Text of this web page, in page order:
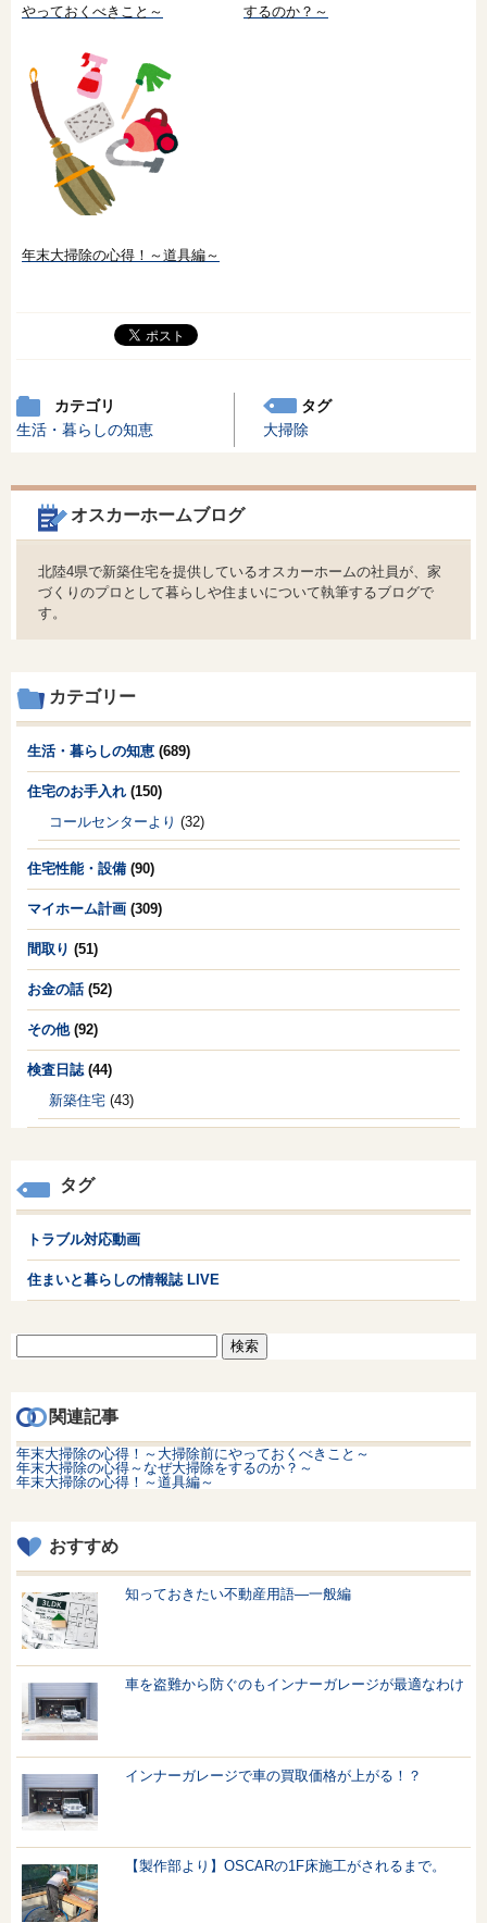
やっておくべきこと～ するのか？～
年末大掃除の心得！～道具編～
カテゴリ
生活・暮らしの知恵
タグ
大掃除
オスカーホームブログ
北陸4県で新築住宅を提供しているオスカーホームの社員が、家
づくりのプロとして暮らしや住まいについて執筆するブログで
す。
カテゴリー
生活・暮らしの知恵 (689)
住宅のお手入れ (150)
コールセンターより (32)
住宅性能・設備 (90)
マイホーム計画 (309)
間取り (51)
お金の話(52)
その他(92)
検査日誌 (44)
新築住宅 (43)
タグ
トラブル対応動画
住まいと暮らしの情報誌 LIVE
索:
関連記事
年末大掃除の心得！～大掃除前にやっておくべきこと～
年末大掃除の心得～なぜ大掃除をするのか？～
年末大掃除の心得！～道具編～
おすすめ
知っておきたい不動産用語—一般編
車を盗難から防ぐのもインナーガレージが最適なわけ
インナーガレージで車の買取価格が上がる！？
【製作部より】OSCARの1F床施工がされるまで。